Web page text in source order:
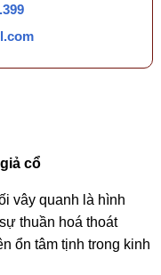
cổ
vây quanh là hình
thuần hoá thoát
ổn tâm tịnh trong kinh